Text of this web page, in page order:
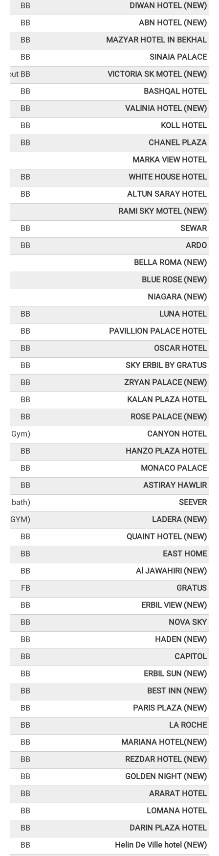
DIWAN HOTEL (NEW)
BB
ABN HOTEL (NEW)
BB
MAZYAR HOTEL IN BEKHAL
BB
SINAIA PALACE
BB
VICTORIA SK MOTEL (NEW)
BB
BASHQAL HOTEL
BB
VALINIA HOTEL (NEW)
BB
KOLL HOTEL
BB
CHANEL PLAZA
BB
MARKA VIEW HOTEL
WHITE HOUSE HOTEL
BB
ALTUN SARAY HOTEL
BB
RAMI SKY MOTEL (NEW)
SEWAR
BB
ARDO
BB
BELLA ROMA (NEW)
BLUE ROSE (NEW)
NIAGARA (NEW)
LUNA HOTEL
BB
PAVILLION PALACE HOTEL
BB
OSCAR HOTEL
BB
SKY ERBIL BY GRATUS
BB
ZRYAN PALACE (NEW)
BB
KALAN PLAZA HOTEL
BB
ROSE PALACE (NEW)
BB
CANYON HOTEL
Gym)
HANZO PLAZA HOTEL
BB
MONACO PALACE
BB
ASTIRAY HAWLIR
BB
SEEVER
bath)
LADERA (NEW)
GYM)
QUAINT HOTEL (NEW)
BB
EAST HOME
BB
Al JAWAHIRI (NEW)
BB
GRATUS
FB
ERBIL VIEW (NEW)
BB
NOVA SKY
BB
HADEN (NEW)
BB
CAPITOL
BB
ERBIL SUN (NEW)
BB
BEST INN (NEW)
BB
PARIS PLAZA (NEW)
BB
LA ROCHE
BB
MARIANA HOTEL(NEW)
BB
REZDAR HOTEL (NEW)
BB
GOLDEN NIGHT (NEW)
BB
ARARAT HOTEL
BB
LOMANA HOTEL
BB
DARIN PLAZA HOTEL
BB
Helin De Ville hotel (NEW)
BB